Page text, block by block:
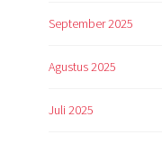
September 2025
Agustus 2025
Juli 2025